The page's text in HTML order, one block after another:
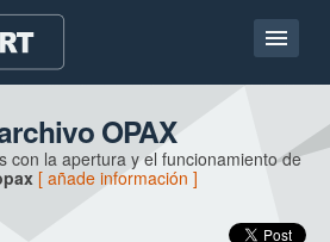
OPAX
con la apertura y el funcionamiento de
[ añade información ]